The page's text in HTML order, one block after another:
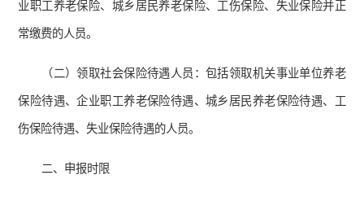
业职工养老保险、城乡居民养老保险、工伤保险、失业保险并正
常缴费的人员。
（二）领取社会保险待遇人员：包括领取机关事业单位养老
保险待遇、企业职工养老保险待遇、城乡居民养老保险待遇、工
伤保险待遇、失业保险待遇的人员。
二、申报时限